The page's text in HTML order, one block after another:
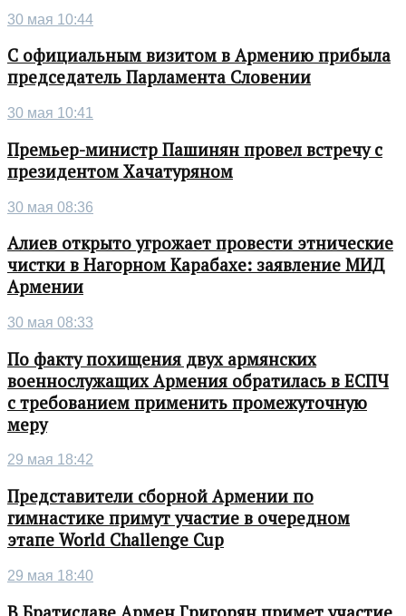
30 мая 10:44
С официальным визитом в Армению прибыла
председатель Парламента Словении
30 мая 10:41
Премьер-министр Пашинян провел встречу с
президентом Хачатуряном
30 мая 08:36
Алиев открыто угрожает провести этнические
чистки в Нагорном Карабахе: заявление МИД
Армении
30 мая 08:33
По факту похищения двух армянских
военнослужащих Армения обратилась в ЕСПЧ
с требованием применить промежуточную
меру
29 мая 18:42
Представители сборной Армении по
гимнастике примут участие в очередном
этапе World Challenge Cup
29 мая 18:40